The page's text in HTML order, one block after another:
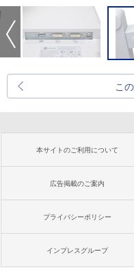
こ
本サイトのご利用について
広告掲載のご案内
プライバシーポリシー
インプレスグループ